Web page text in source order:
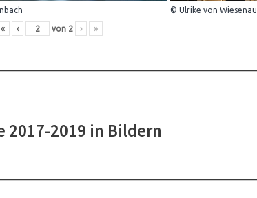
© Ulrike von Wiesenau
« ‹ von 2 › »
2017-2019 in Bildern